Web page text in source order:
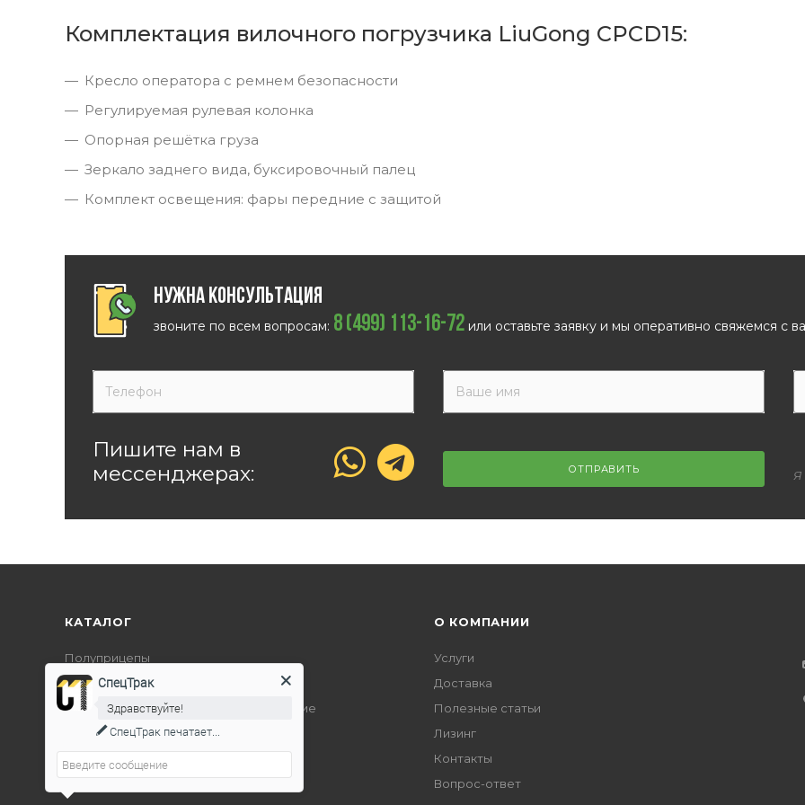
Комплектация вилочного погрузчика LiuGong CPCD15:
Кресло оператора с ремнем безопасности
Регулируемая рулевая колонка
Опорная решётка груза
Зеркало заднего вида, буксировочный палец
Комплект освещения: фары передние с защитой
Нужна консультация
звоните по всем вопросам: 8 (499) 113-16-72 или оставьте заявку и мы оперативно свяжемся с
Пишите нам в
мессенджерах:
ОТПРАВИТЬ Я
КАТАЛОГ
Полуприцепы
Дорожно-строительная техника
Подъемно-транспортное оборудование
О КОМПАНИИ
Услуги
Доставка
Полезные статьи
Лизинг
Контакты
Вопрос-ответ
СпецТрак
Здравствуйте!
СпецТрак печатает...